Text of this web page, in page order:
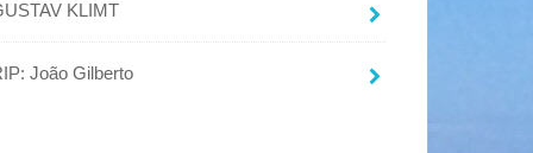
KLIMT
João Gilberto